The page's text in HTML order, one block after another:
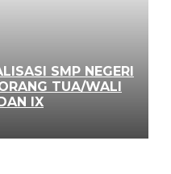
SMP NEGERI
TUA/WALI
IX